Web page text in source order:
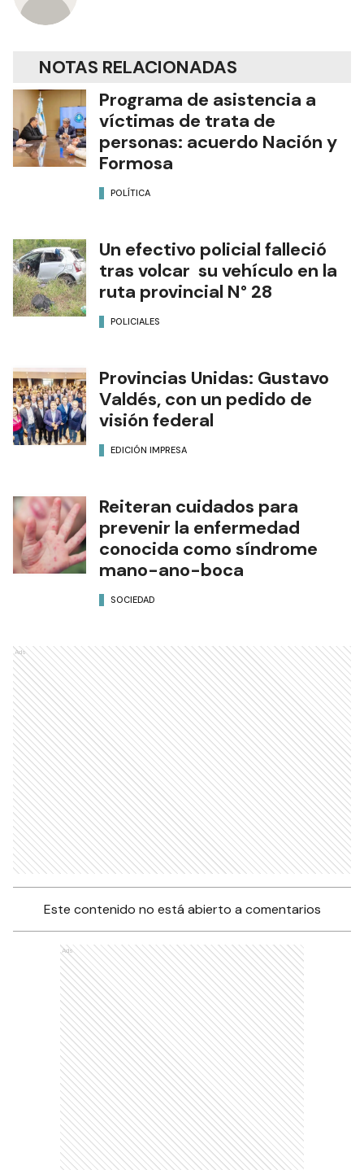
NOTAS RELACIONADAS
Programa de asistencia a
víctimas de trata de
personas: acuerdo Nación y
Formosa
POLÍTICA
Un efectivo policial falleció
tras volcar su vehículo en la
ruta provincial N° 28
POLICIALES
Provincias Unidas: Gustavo
Valdés, con un pedido de
visión federal
EDICIÓN IMPRESA
Reiteran cuidados para
prevenir la enfermedad
conocida como síndrome
mano-ano-boca
SOCIEDAD
Ads
Este contenido no está abierto a comentarios
Ads